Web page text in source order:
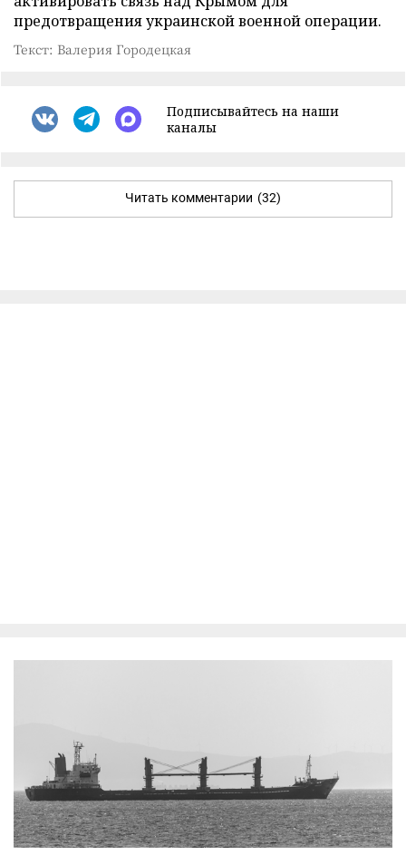
предотвращения украинской военной операции.
Текст: Валерия Городецкая
Подписывайтесь на наши
каналы
Читать комментарии (32)